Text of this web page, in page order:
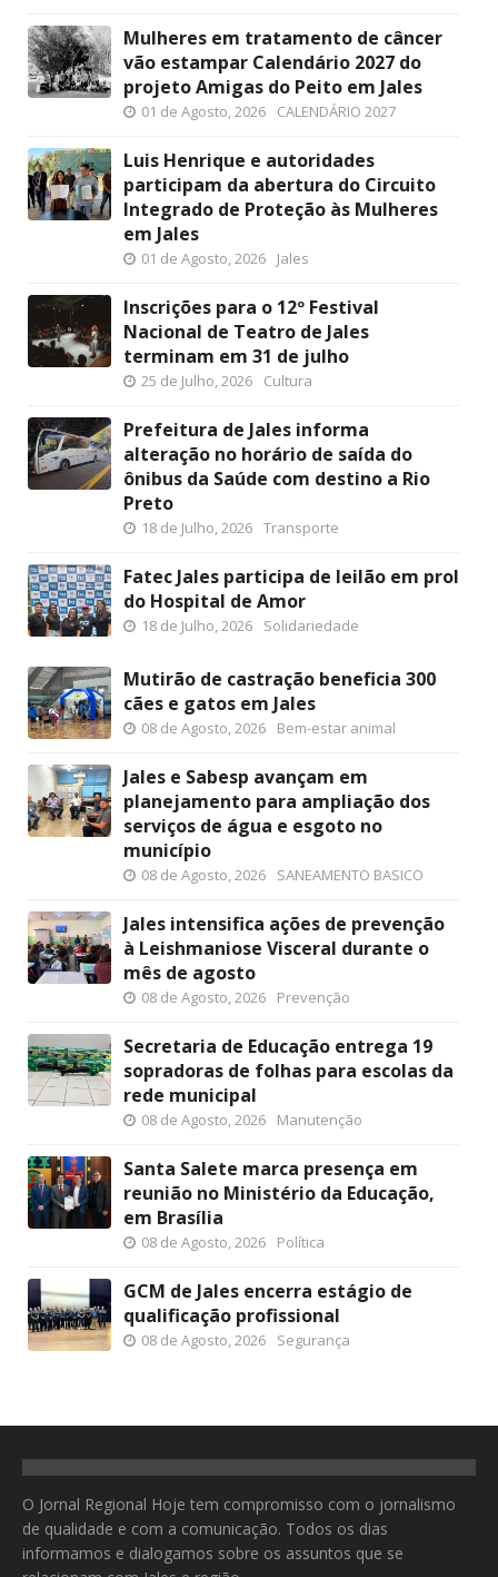
Mulheres em tratamento de câncer
vão estampar Calendário 2027 do
projeto Amigas do Peito em Jales
01 de Agosto, 2026 CALENDÁRIO 2027
Luis Henrique e autoridades
participam da abertura do Circuito
Integrado de Proteção às Mulheres
em Jales
01 de Agosto, 2026 Jales
Inscrições para o 12º Festival
Nacional de Teatro de Jales
terminam em 31 de julho
25 de Julho, 2026 Cultura
Prefeitura de Jales informa
alteração no horário de saída do
ônibus da Saúde com destino a Rio
Preto
18 de Julho, 2026 Transporte
Fatec Jales participa de leilão em prol
do Hospital de Amor
18 de Julho, 2026 Solidariedade
Mutirão de castração beneficia 300
cães e gatos em Jales
08 de Agosto, 2026 Bem-estar animal
Jales e Sabesp avançam em
planejamento para ampliação dos
serviços de água e esgoto no
município
08 de Agosto, 2026 SANEAMENTO BASICO
Jales intensifica ações de prevenção
à Leishmaniose Visceral durante o
mês de agosto
08 de Agosto, 2026 Prevenção
Secretaria de Educação entrega 19
sopradoras de folhas para escolas da
rede municipal
08 de Agosto, 2026 Manutenção
Santa Salete marca presença em
reunião no Ministério da Educação,
em Brasília
08 de Agosto, 2026 Política
GCM de Jales encerra estágio de
qualificação profissional
08 de Agosto, 2026 Segurança
O Jornal Regional Hoje tem compromisso com o jornalismo
de qualidade e com a comunicação. Todos os dias
informamos e dialogamos sobre os assuntos que se